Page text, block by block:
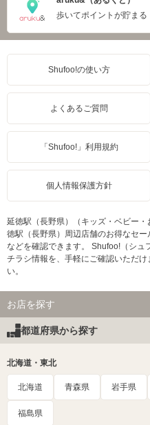
歩いてポイントが貯まる
Shufoo!の使い方
よくあるご質問
「Shufoo!」利用規約
個人情報保護方針
延徳駅（長野県）（キッズ・ベビー
徳駅（長野県）周辺店舗のお得なセ
などを確認できます。 Shufoo!（シュ
チラシ情報を、手軽にご確認いただ
い。
お店を探す
都道府県から探す
北海道・東北
北海道 青森県 岩手県
福島県